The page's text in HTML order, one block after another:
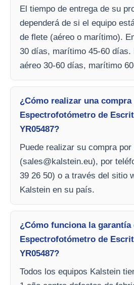
El tiempo de entrega de su
dependerá de si el equipo
de flete (aéreo o marítimo).
30 días, marítimo 45-60 días.
aéreo 30-60 días, marítimo
¿Cómo realizar una compra
Espectrofotómetro de
YR05487?
Puede realizar su compra
(sales@kalstein.eu), por
39 26 50) o a través del sitio
Kalstein en su país.
¿Cómo funciona la garantía
Espectrofotómetro de
YR05487?
Todos los equipos Kalstein